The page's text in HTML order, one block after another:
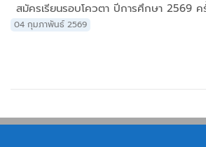
สมัครเรียนรอบโควตา ปีการศึกษา 2569
04 กุมภาพันธ์ 2569